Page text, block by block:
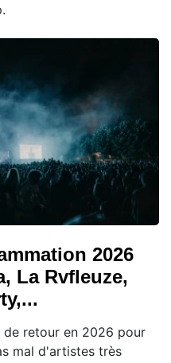
2026
La Rvfleuze,
retour en 2026 pour
mal d'artistes très